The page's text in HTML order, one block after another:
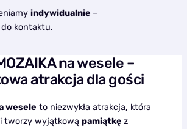
indywidualnie –
kontaktu.
na wesele –
atrakcja dla gości
wesele to niezwykła atrakcja, która
tworzy wyjątkową pamiątkę z